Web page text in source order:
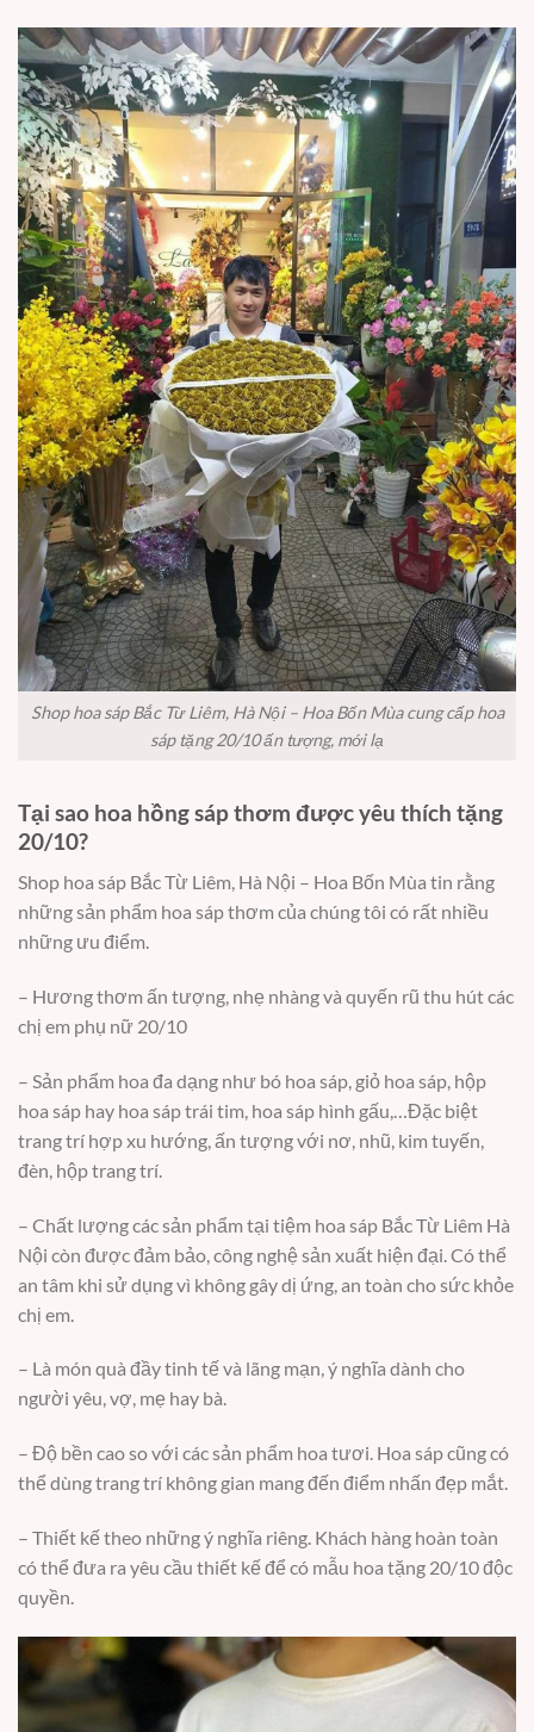
Shop hoa sáp Bắc Từ Liêm, Hà Nội – Hoa Bốn Mùa cung cấp hoa
sáp tặng 20/10 ấn tượng, mới lạ
Tại sao hoa hồng sáp thơm được yêu thích tặng
20/10?
Shop hoa sáp Bắc Từ Liêm, Hà Nội – Hoa Bốn Mùa tin rằng
những sản phẩm hoa sáp thơm của chúng tôi có rất nhiều
những ưu điểm.
– Hương thơm ấn tượng, nhẹ nhàng và quyến rũ thu hút các
chị em phụ nữ 20/10
– Sản phẩm hoa đa dạng như bó hoa sáp, giỏ hoa sáp, hộp
hoa sáp hay hoa sáp trái tim, hoa sáp hình gấu,…Đặc biệt
trang trí hợp xu hướng, ấn tượng với nơ, nhũ, kim tuyến,
đèn, hộp trang trí.
– Chất lượng các sản phẩm tại tiệm hoa sáp Bắc Từ Liêm Hà
Nội còn được đảm bảo, công nghệ sản xuất hiện đại. Có thể
an tâm khi sử dụng vì không gây dị ứng, an toàn cho sức khỏe
chị em.
– Là món quà đầy tinh tế và lãng mạn, ý nghĩa dành cho
người yêu, vợ, mẹ hay bà.
– Độ bền cao so với các sản phẩm hoa tươi. Hoa sáp cũng có
thể dùng trang trí không gian mang đến điểm nhấn đẹp mắt.
– Thiết kế theo những ý nghĩa riêng. Khách hàng hoàn toàn
có thể đưa ra yêu cầu thiết kế để có mẫu hoa tặng 20/10 độc
quyền.